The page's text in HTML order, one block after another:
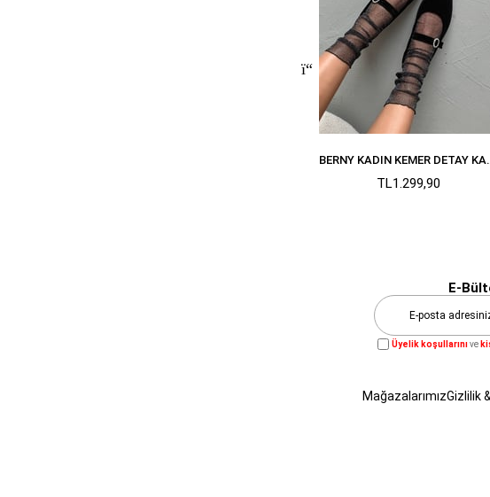
BERNY KADIN
TL1.299,90
E-
Üyelik koşullarınıve
MağazalarımızGizlilik